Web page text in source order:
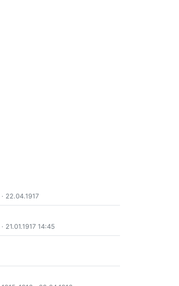
· 22.04.1917
· 21.01.1917 14:45